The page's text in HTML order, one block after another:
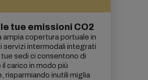
tue emissioni CO2
ampia copertura portuale in
servizi intermodali integrati
sedi ci consentono di
carico in modo più
risparmiando inutili miglia